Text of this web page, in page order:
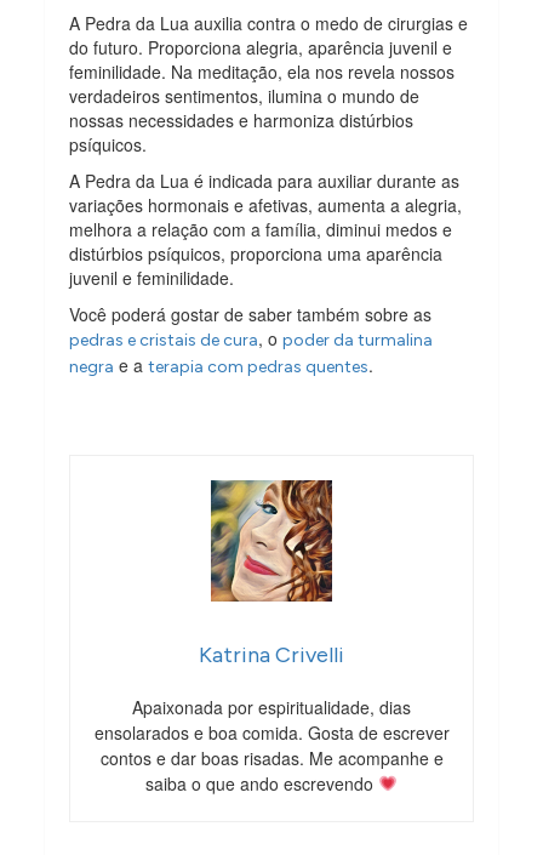
A Pedra da Lua auxilia contra o medo de cirurgias e
do futuro. Proporciona alegria, aparência juvenil e
feminilidade. Na meditação, ela nos revela nossos
verdadeiros sentimentos, ilumina o mundo de
nossas necessidades e harmoniza distúrbios
psíquicos.
A Pedra da Lua é indicada para auxiliar durante as
variações hormonais e afetivas, aumenta a alegria,
melhora a relação com a família, diminui medos e
distúrbios psíquicos, proporciona uma aparência
juvenil e feminilidade.
Você poderá gostar de saber também sobre as
pedras e cristais de cura, opoder da turmalina
negra e aterapia com pedras quentes.
Katrina Crivelli
Apaixonada por espiritualidade, dias
ensolarados e boa comida. Gosta de escrever
contos e dar boas risadas. Me acompanhe e
saiba o que ando escrevendo